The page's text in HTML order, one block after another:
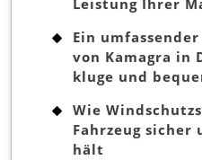
Leistung Ihrer
Ein
von Kamagra in
kluge und
Wie
Fahrzeug
hält